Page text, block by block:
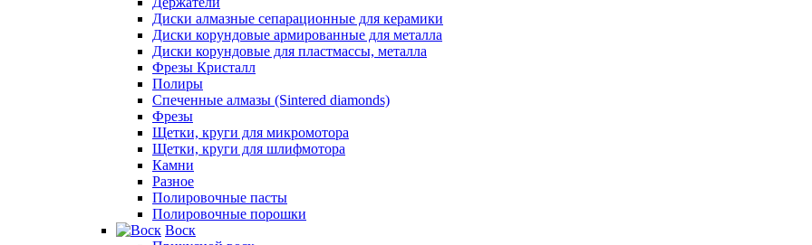
Диски алмазные сепарационные для керамики
Диски корундовые армированные для металла
Диски корундовые для пластмассы, металла
Фрезы Кристалл
Полиры
Спеченные алмазы (Sintered diamonds)
Фрезы
Щетки, круги для микромотора
Щетки, круги для шлифмотора
Камни
Разное
Полировочные пасты
Полировочные порошки
Воск